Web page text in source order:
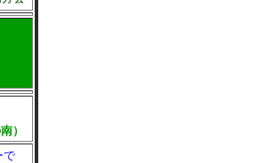
）
で